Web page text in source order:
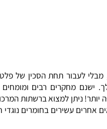
תחת הסכין של פלטיקאי,
רבים ומומחים רבים